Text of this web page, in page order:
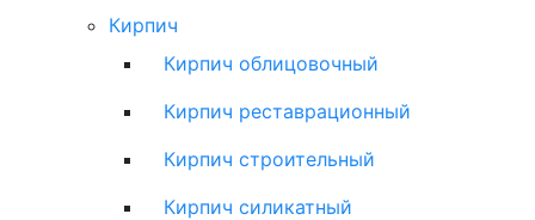
Кирпич
Кирпич облицовочный
Кирпич реставрационный
Кирпич строительный
Кирпич силикатный